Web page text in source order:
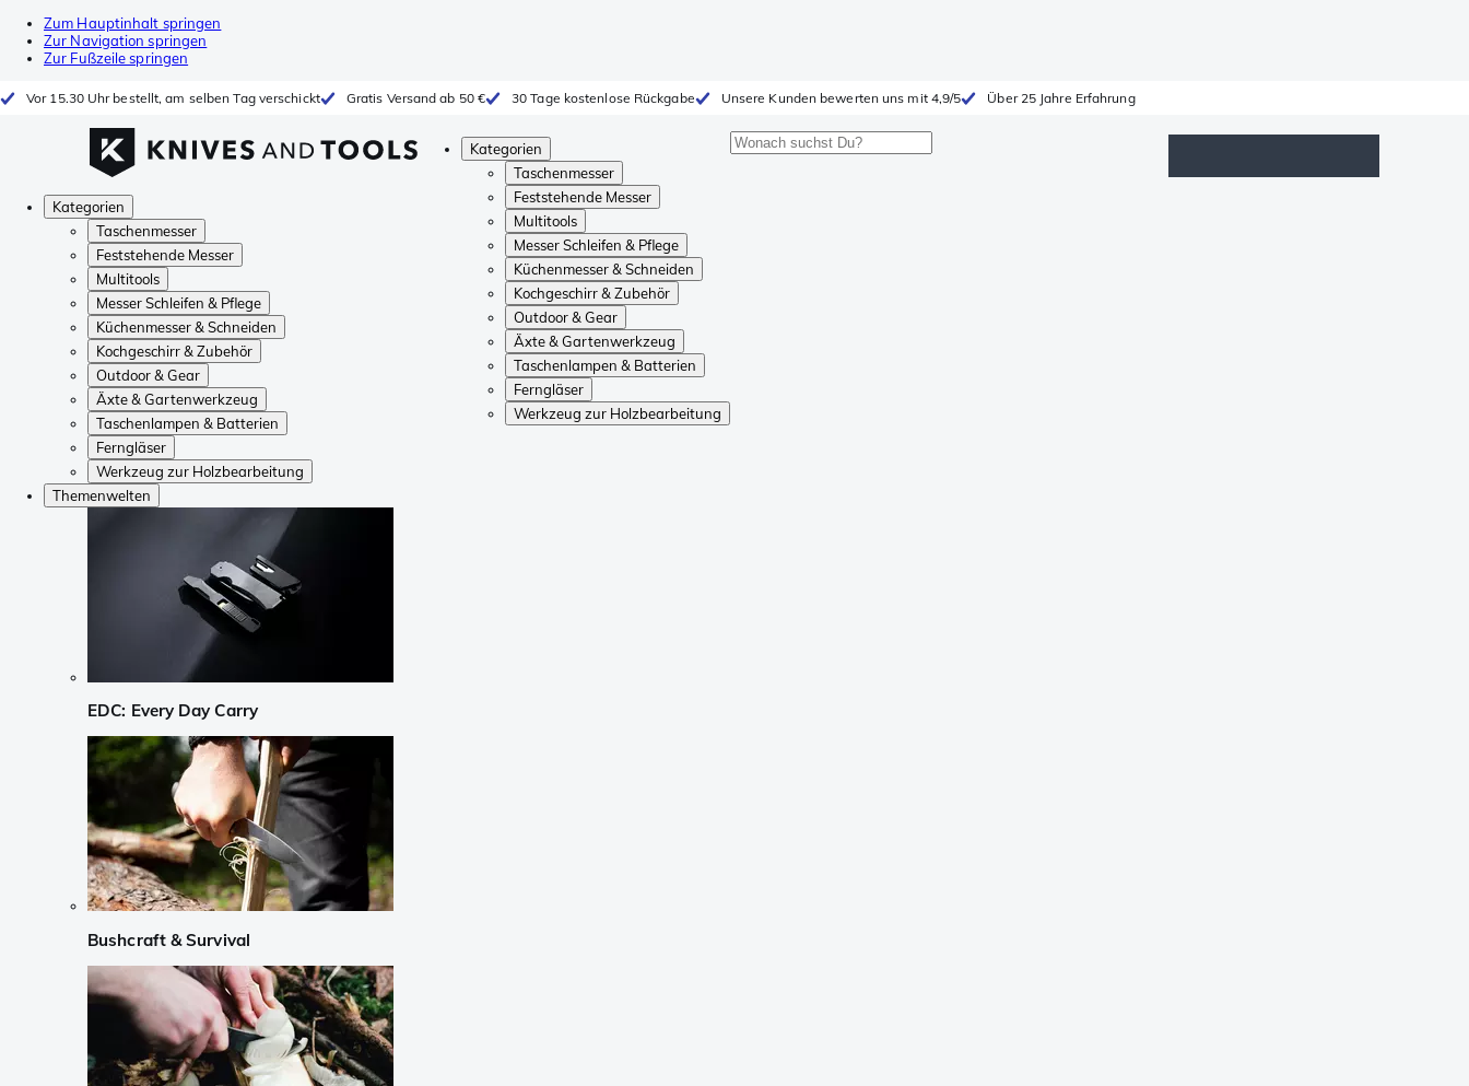
Zum Hauptinhalt springen
Zur Navigation springen
Zur Fußzeile springen
Vor 15.30 Uhr bestellt, am selben Tag verschickt Gratis Versand ab 50 € 30 Tage kostenlose Rückgabe Unsere Kunden bewerten uns mit 4,9/5 Über 25 Jahre Erfahrung
Kategorien
Taschenmesser
Feststehende Messer
Multitools
Messer Schleifen & Pflege
Küchenmesser & Schneiden
Kochgeschirr & Zubehör
Outdoor & Gear
Äxte & Gartenwerkzeug
Taschenlampen & Batterien
Ferngläser
Werkzeug zur Holzbearbeitung
Kategorien
Taschenmesser
Feststehende Messer
Multitools
Messer Schleifen & Pflege
Küchenmesser & Schneiden
Kochgeschirr & Zubehör
Outdoor & Gear
Äxte & Gartenwerkzeug
Taschenlampen & Batterien
Ferngläser
Werkzeug zur Holzbearbeitung
Themenwelten
EDC: Every Day Carry
Bushcraft & Survival